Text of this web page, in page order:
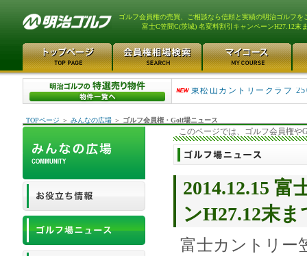
ゴルフ会員権の売買、ご相談なら信頼と実績の明治ゴルフを
富士C笠間C(茨城) 名変料割引キャンペーンH27.12末
平塚富士見カントリーク
東松山カントリークラブ
TOPページ ＞ みんなの広場 ＞ ゴルフ会員権・Golf場ニュース
このページでは、ゴルフ会員権や
2014.12.15
ンH27.12末ま
富士カントリー